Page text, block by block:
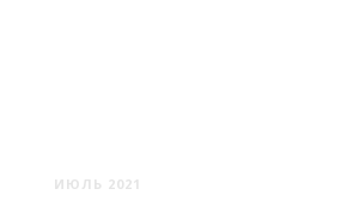
ИЮЛЬ 2021